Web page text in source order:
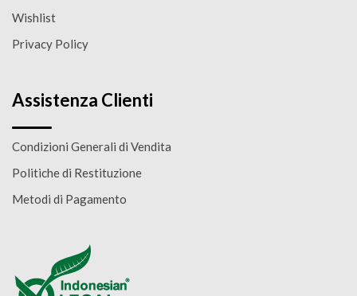
Wishlist
Privacy Policy
Assistenza Clienti
Condizioni Generali di Vendita
Politiche di Restituzione
Metodi di Pagamento